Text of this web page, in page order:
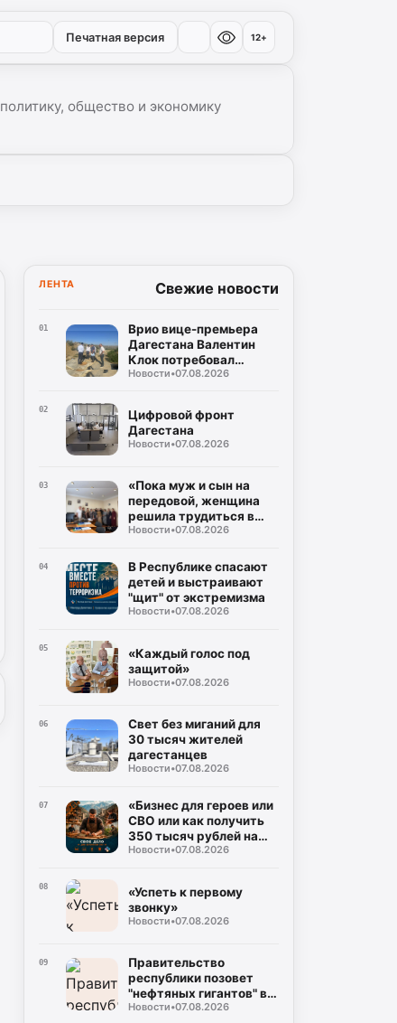
Печатная версия 12+
общество и экономику
ЛЕНТА Свежие новости
01
Врио вице-премьера
Дагестана Валентин
Клок потребовал
устранить замечания
Новости•07.08.2026
02
Цифровой фронт
Дагестана
Новости•07.08.2026
03
«Пока муж и сын на
передовой, женщина
решила трудиться в
тылу»
Новости•07.08.2026
04
В Республике спасают
детей и выстраивают
"щит" от экстремизма
Новости•07.08.2026
05
«Каждый голос под
защитой»
Новости•07.08.2026
06
Свет без миганий для
30 тысяч жителей
дагестанцев
Новости•07.08.2026
07
«Бизнес для героев или
СВО или как получить
350 тысяч рублей на
свое дело без справок о
Новости•07.08.2026
08
«Успеть к первому
звонку»
Новости•07.08.2026
09
Правительство
республики позовет
"нефтяных гигантов" в
регион
Новости•07.08.2026